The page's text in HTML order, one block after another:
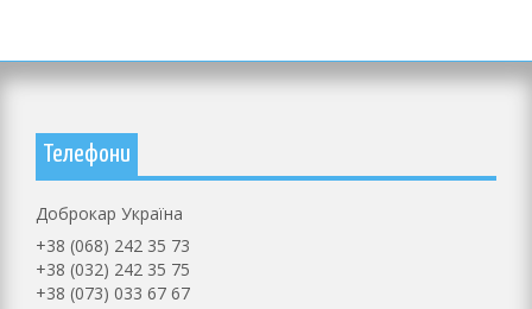
Телефони
Доброкар Україна
+38 (068) 242 35 73
+38 (032) 242 35 75
+38 (073) 033 67 67